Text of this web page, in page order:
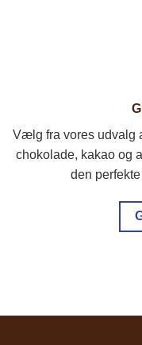
Vælg fra vores udvalg
chokolade, kakao og
den